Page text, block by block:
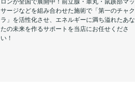
サージなどを組み合わせた施術で「第一のチャク
ラ」を活性化させ、エネルギーに満ち溢れたあな
たの未来を作るサポートを当店にお任せくださ
い！